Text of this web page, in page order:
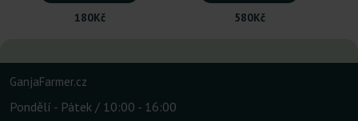
180Kč
580Kč
GanjaFarmer.cz
Pondělí - Pátek / 10:00 - 16:00